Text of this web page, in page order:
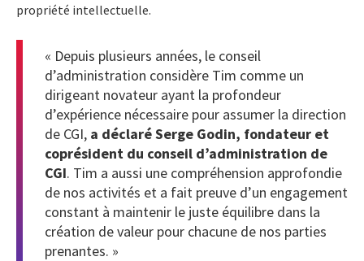
propriété intellectuelle.
« Depuis plusieurs années, le conseil
d’administration considère Tim comme un
dirigeant novateur ayant la profondeur
d’expérience nécessaire pour assumer la direction
de CGI, a déclaré Serge Godin, fondateur et
coprésident du conseil d’administration de
CGI. Tim a aussi une compréhension approfondie
de nos activités et a fait preuve d’un engagement
constant à maintenir le juste équilibre dans la
création de valeur pour chacune de nos parties
prenantes. »